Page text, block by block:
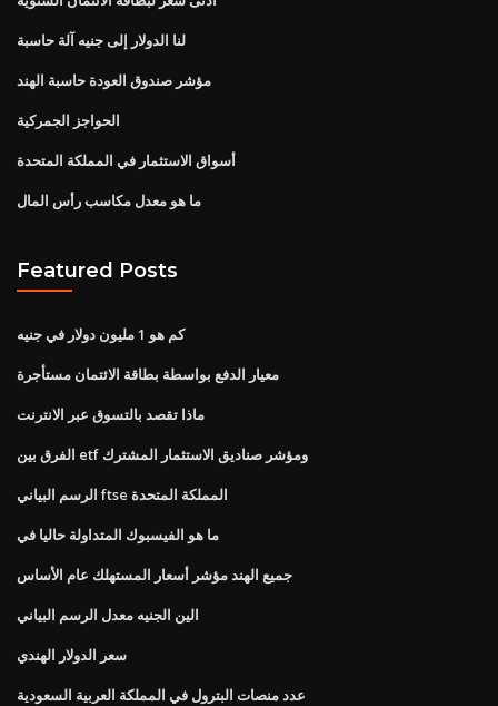
لنا الدولار إلى جنيه آلة حاسبة
مؤشر صندوق العودة حاسبة الهند
الحواجز الجمركية
أسواق الاستثمار في المملكة المتحدة
ما هو معدل مكاسب رأس المال
Featured Posts
كم هو 1 مليون دولار في جنيه
معيار الدفع بواسطة بطاقة الائتمان مستأجرة
ماذا تقصد بالتسوق عبر الانترنت
الفرق بين etf ومؤشر صناديق الاستثمار المشترك
الرسم البياني ftse المملكة المتحدة
ما هو الفيسبوك المتداولة حاليا في
جميع الهند مؤشر أسعار المستهلك عام الأساس
الين الجنيه معدل الرسم البياني
سعر الدولار الهندي
عدد منصات البترول في المملكة العربية السعودية